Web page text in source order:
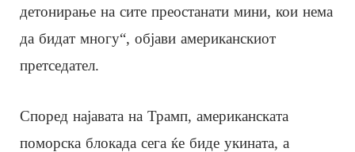
детонирање на сите преостанати мини, кои нема
да бидат многу“, објави американскиот
претседател.
Според најавата на Трамп, американската
поморска блокада сега ќе биде укината, а